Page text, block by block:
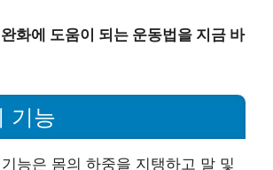
화에 도움이 되는 운동법을 지금 바
기능
능은 몸의 하중을 지탱하고 말 및